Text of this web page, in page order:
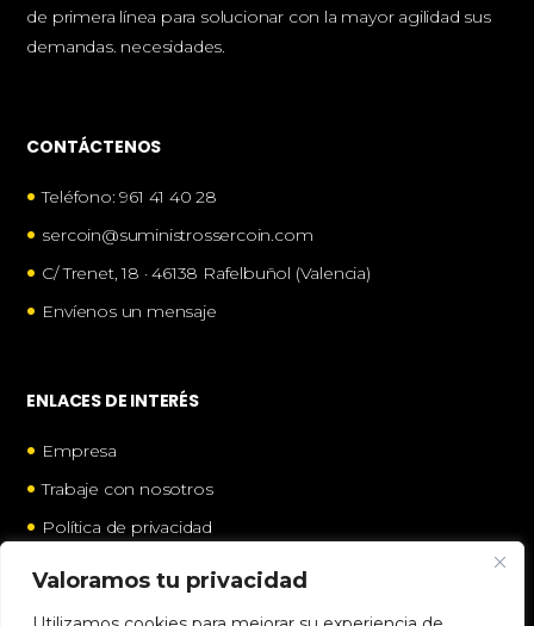
Valoramos tu privacidad
de primera línea para solucionar con la mayor agilidad sus
demandas. necesidades.
CONTÁCTENOS
• Teléfono: 961 41 40 28
• sercoin@suministrossercoin.com
• C/ Trenet, 18 · 46138 Rafelbuñol (Valencia)
• Envíenos un mensaje
ENLACES DE INTERÉS
• Empresa
• Trabaje con nosotros
• Política de privacidad
•